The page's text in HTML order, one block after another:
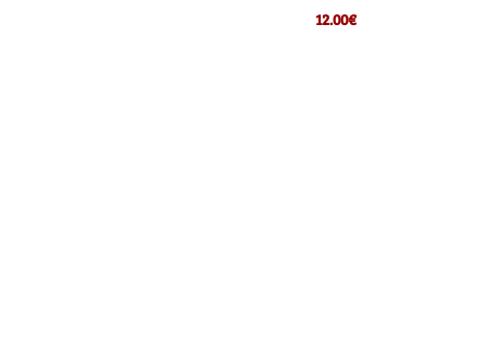
12.00€